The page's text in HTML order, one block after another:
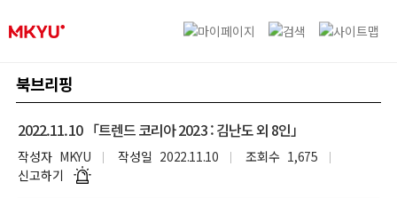
북브리핑
2022.11.10 「트렌드 코리아 2023 : 김난도 외 8인」
작성자 MKYU 작성일 2022.11.10 조회수 1,675
신고하기